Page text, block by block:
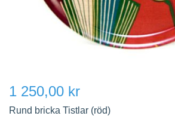
1 250,00 kr
Rund bricka Tistlar (röd)